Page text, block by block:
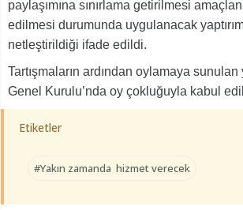
paylaşımına sınırlama getirilmesi
edilmesi durumunda uygulanacak
netleştirildiği ifade edildi.
Tartışmaların ardından oylamaya
Genel Kurulu’nda oy çokluğuyla kabul
Etiketler
#Yakın zamanda hizmet verecek